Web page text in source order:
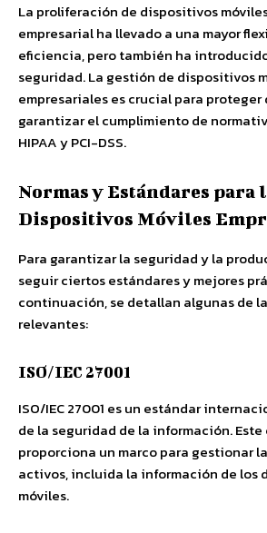
La proliferación de dispositivos
empresarial ha llevado a una mayor
eficiencia, pero también ha
seguridad. La gestión de dispositivos
empresariales es crucial para
garantizar el cumplimiento de
HIPAA y PCI-DSS.
Normas y Estándares para
Dispositivos Móviles
Para garantizar la seguridad y la
seguir ciertos estándares y mejores
continuación, se detallan algunas de
relevantes:
ISO/IEC 27001
ISO/IEC 27001 es un estándar
de la seguridad de la información.
proporciona un marco para gestionar
activos, incluida la información de los
móviles.